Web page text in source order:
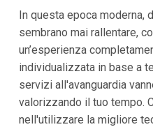
In questa epoca moderna,
sembrano mai rallentare,
un’esperienza
individualizzata in base a
servizi all'avanguardia
valorizzando il tuo tempo.
nell'utilizzare la migliore